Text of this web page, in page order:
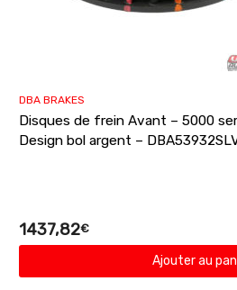
DBA BRAKES
Disques de frein Avant – 5000
Design bol argent –
1437,82€
Ajouter au